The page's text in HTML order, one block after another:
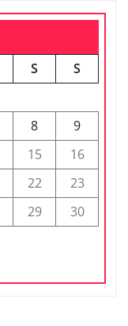
S
S
8
9
15
16
22
23
29
30